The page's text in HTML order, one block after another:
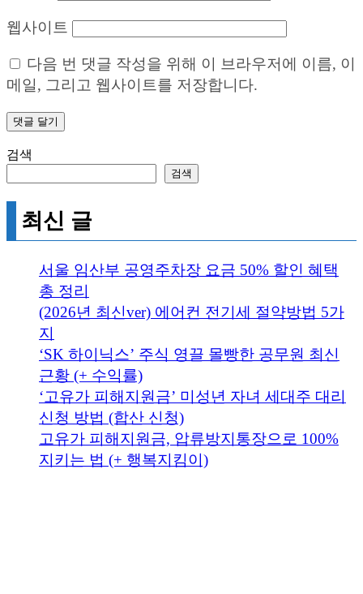
웹사이트
다음 번 댓글 작성을 위해 이 브라우저에 이름, 이
메일, 그리고 웹사이트를 저장합니다.
검색
검색
최신 글
서울 임산부 공영주차장 요금 50% 할인 혜택
총 정리
(2026년 최신ver) 에어컨 전기세 절약방법 5가
지
‘SK 하이닉스’ 주식 영끌 몰빵한 공무원 최신
근황 (+ 수익률)
‘고유가 피해지원금’ 미성년 자녀 세대주 대리
신청 방법 (합산 신청)
고유가 피해지원금, 압류방지통장으로 100%
지키는 법 (+ 행복지킴이)